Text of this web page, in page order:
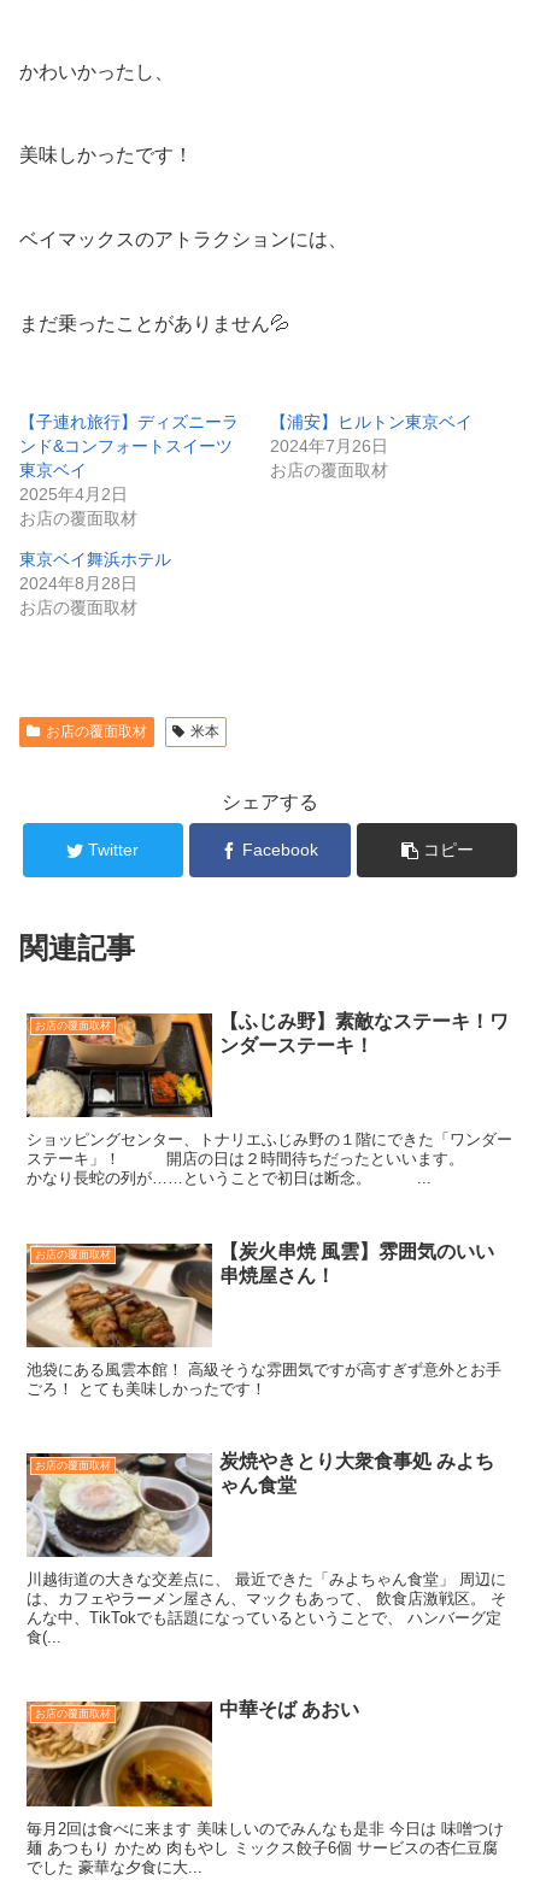
かわいかったし、
美味しかったです！
ベイマックスのアトラクションには、
まだ乗ったことがありません💦
【子連れ旅行】ディズニーラ
ンド&コンフォートスイーツ
東京ベイ
2025年4月2日
お店の覆面取材
【浦安】ヒルトン東京ベイ
2024年7月26日
お店の覆面取材
東京ベイ舞浜ホテル
2024年8月28日
お店の覆面取材
お店の覆面取材 米本
シェアする
Twitter Facebook コピー
関連記事
お店の覆面取材
【ふじみ野】素敵なステーキ！ワ
ンダーステーキ！
ショッピングセンター、トナリエふじみ野の１階にできた「ワンダー
ステーキ」！ 開店の日は２時間待ちだったといいます。
かなり長蛇の列が……ということで初日は断念。 ...
お店の覆面取材
【炭火串焼 風雲】雰囲気のいい
串焼屋さん！
池袋にある風雲本館！ 高級そうな雰囲気ですが高すぎず意外とお手
ごろ！ とても美味しかったです！
お店の覆面取材
炭焼やきとり大衆食事処 みよち
ゃん食堂
川越街道の大きな交差点に、 最近できた「みよちゃん食堂」 周辺に
は、カフェやラーメン屋さん、マックもあって、 飲食店激戦区。 そ
んな中、TikTokでも話題になっているということで、 ハンバーグ定
食(...
お店の覆面取材 中華そば あおい
毎月2回は食べに来ます 美味しいのでみんなも是非 今日は 味噌つけ
麺 あつもり かため 肉もやし ミックス餃子6個 サービスの杏仁豆腐
でした 豪華な夕食に大...